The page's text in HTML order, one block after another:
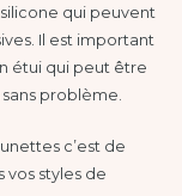
qui peuvent
Il est important
étui qui peut être
problème.
c’est de
vos styles de